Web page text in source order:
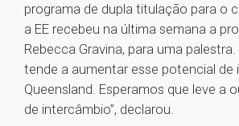
programa de dupla titulação para o
a EE recebeu na última semana a
Rebecca Gravina, para uma
tende a aumentar esse potencial de
Queensland. Esperamos que leve a
de intercâmbio”, declarou.